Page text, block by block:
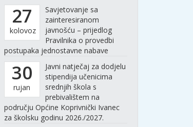
27
kolovoz
Savjetovanje sa
zainteresiranom
javnošću – prijedlog
Pravilnika o provedbi
postupaka jednostavne nabave
30
rujan
Javni natječaj za dodjelu
stipendija učenicima
srednjih škola s
prebivalištem na
području Općine Koprivnički Ivanec
za školsku godinu 2026./2027.